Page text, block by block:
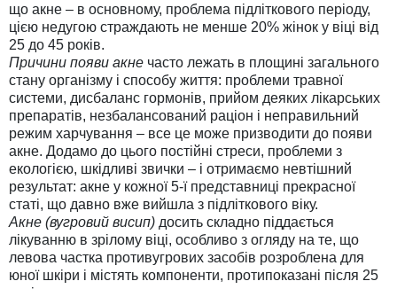
що акне – в основному, проблема підліткового періоду,
цією недугою страждають не менше 20% жінок у віці від
25 до 45 років.
Причини появи акне часто лежать в площині загального
стану організму і способу життя: проблеми травної
системи, дисбаланс гормонів, прийом деяких лікарських
препаратів, незбалансований раціон і неправильний
режим харчування – все це може призводити до появи
акне. Додамо до цього постійні стреси, проблеми з
екологією, шкідливі звички – і отримаємо невтішний
результат: акне у кожної 5-ї представниці прекрасної
статі, що давно вже вийшла з підліткового віку.
Акне (вугровий висип) досить складно піддається
лікуванню в зрілому віці, особливо з огляду на те, що
левова частка противугрових засобів розроблена для
юної шкіри і містять компоненти, протипоказані після 25